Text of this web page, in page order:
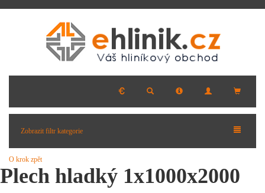
Zobrazit filtr kategorie
O krok zpět
Plech hladký 1x1000x2000